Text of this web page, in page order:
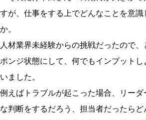
すが、仕事をする上でどんなことを意識
か。
人材業界未経験からの挑戦だったので、
ポンジ状態にして、何でもインプットし
いました。
例えばトラブルが起こった場合、リーダ
な判断をするだろう、担当者だったら